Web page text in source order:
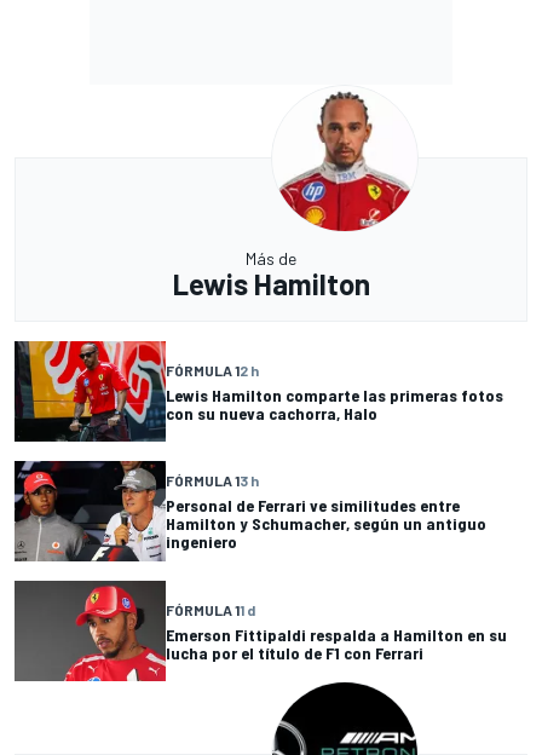
Más de
Lewis Hamilton
FÓRMULA 12 h
Lewis Hamilton comparte las primeras fotos
con su nueva cachorra, Halo
FÓRMULA 13 h
Personal de Ferrari ve similitudes entre
Hamilton y Schumacher, según un antiguo
ingeniero
FÓRMULA 11 d
Emerson Fittipaldi respalda a Hamilton en su
lucha por el título de F1 con Ferrari